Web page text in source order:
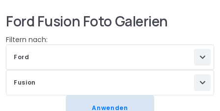
Ford Fusion Foto Galerien
Filtern nach:
Ford
Fusion